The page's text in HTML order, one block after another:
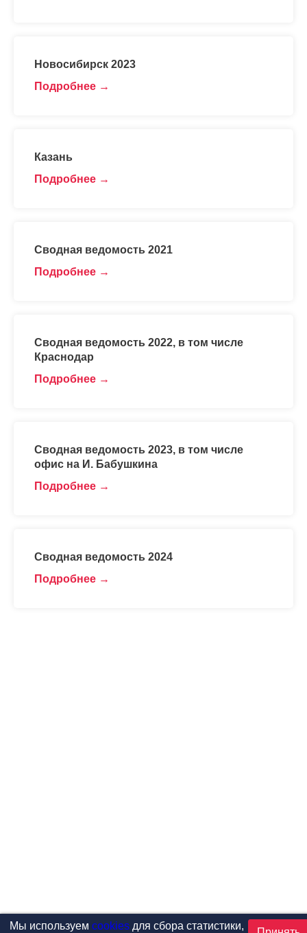
Новосибирск 2023
Подробнее
Казань
Подробнее
Сводная ведомость 2021
Подробнее
Сводная ведомость 2022, в том числе
Краснодар
Подробнее
Сводная ведомость 2023, в том числе
офис на И. Бабушкина
Подробнее
Сводная ведомость 2024
Подробнее
Мы используем cookiesдля сбора статистики,